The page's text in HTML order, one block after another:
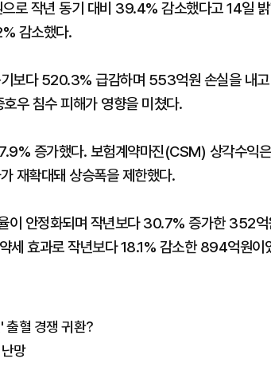
로 작년 동기 대비 39.4% 감소했다고 14일 밝
감소했다.
보다 520.3% 급감하며 553억원 손실을 내
우 침수 피해가 영향을 미쳤다.
증가했다. 보험계약마진(CSM) 상각수익
재확대돼 상승폭을 제한했다.
이 안정화되며 작년보다 30.7% 증가한 352억
세 효과로 작년보다 18.1% 감소한 894억원이
출혈 경쟁 귀환?
망